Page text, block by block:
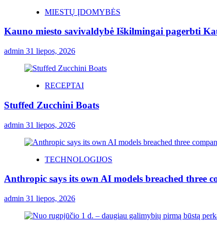
MIESTŲ ĮDOMYBĖS
Kauno miesto savivaldybė Iškilmingai pagerbti
admin 31 liepos, 2026
RECEPTAI
Stuffed Zucchini Boats
admin 31 liepos, 2026
TECHNOLOGIJOS
Anthropic says its own AI models breached three
admin 31 liepos, 2026